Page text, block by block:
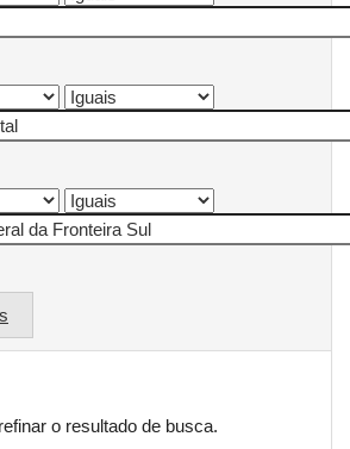
o resultado de busca.